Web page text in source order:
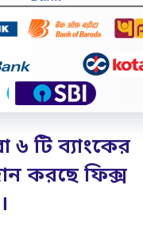
টি ব্যাংকের
করছে ফিক্স